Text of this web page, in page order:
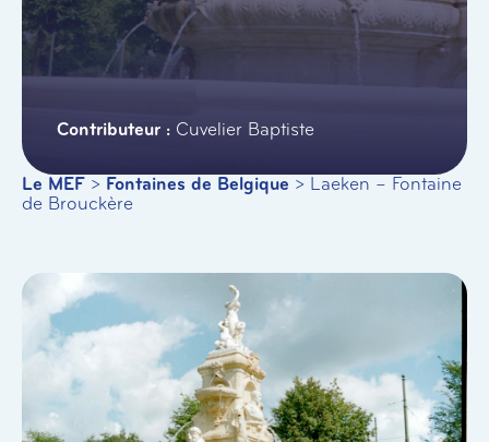
Cuvelier Baptiste
Le MEF > Fontaines de Belgique > Laeken – Fontaine
de Brouckère